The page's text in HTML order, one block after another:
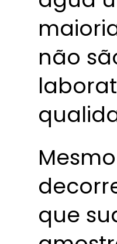
não
que